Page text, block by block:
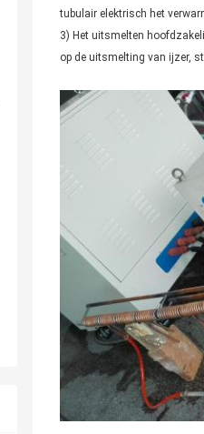
tubulair elektrisch het
3) Het uitsmelten
op de uitsmelting van ijzer,